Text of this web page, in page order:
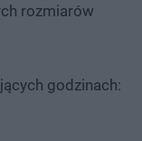
rozmiarów
godzinach: